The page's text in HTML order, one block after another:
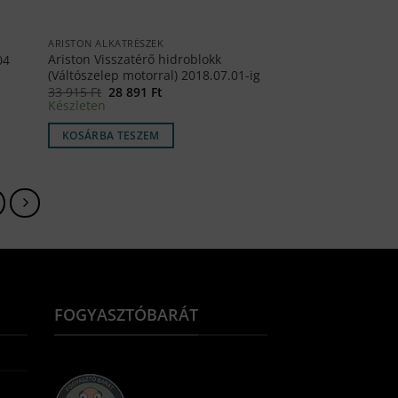
ARISTON ALKATRÉSZEK
Ariston Visszatérő hidroblokk
(Váltószelep motorral) 2018.07.01-ig
33 915Ft Original
33
915 Ft.
28 891 Ft
28
Készleten
KOSÁRBA TESZEM
FOGYASZTÓBARÁT